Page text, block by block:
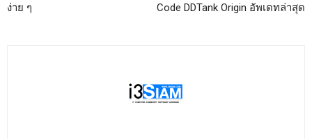
ง่าย ๆ
Code DDTank Origin อัพเดทล่าสุด